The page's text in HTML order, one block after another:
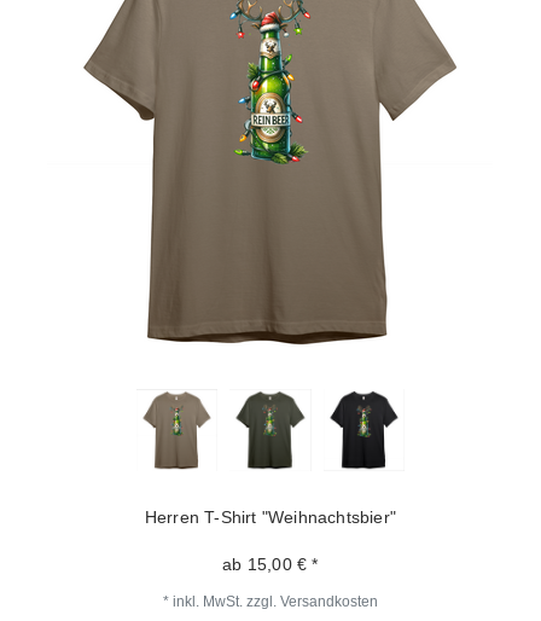
Herren T-Shirt "Weihnachtsbier"
ab 15,00 € *
* inkl. MwSt. zzgl. Versandkosten